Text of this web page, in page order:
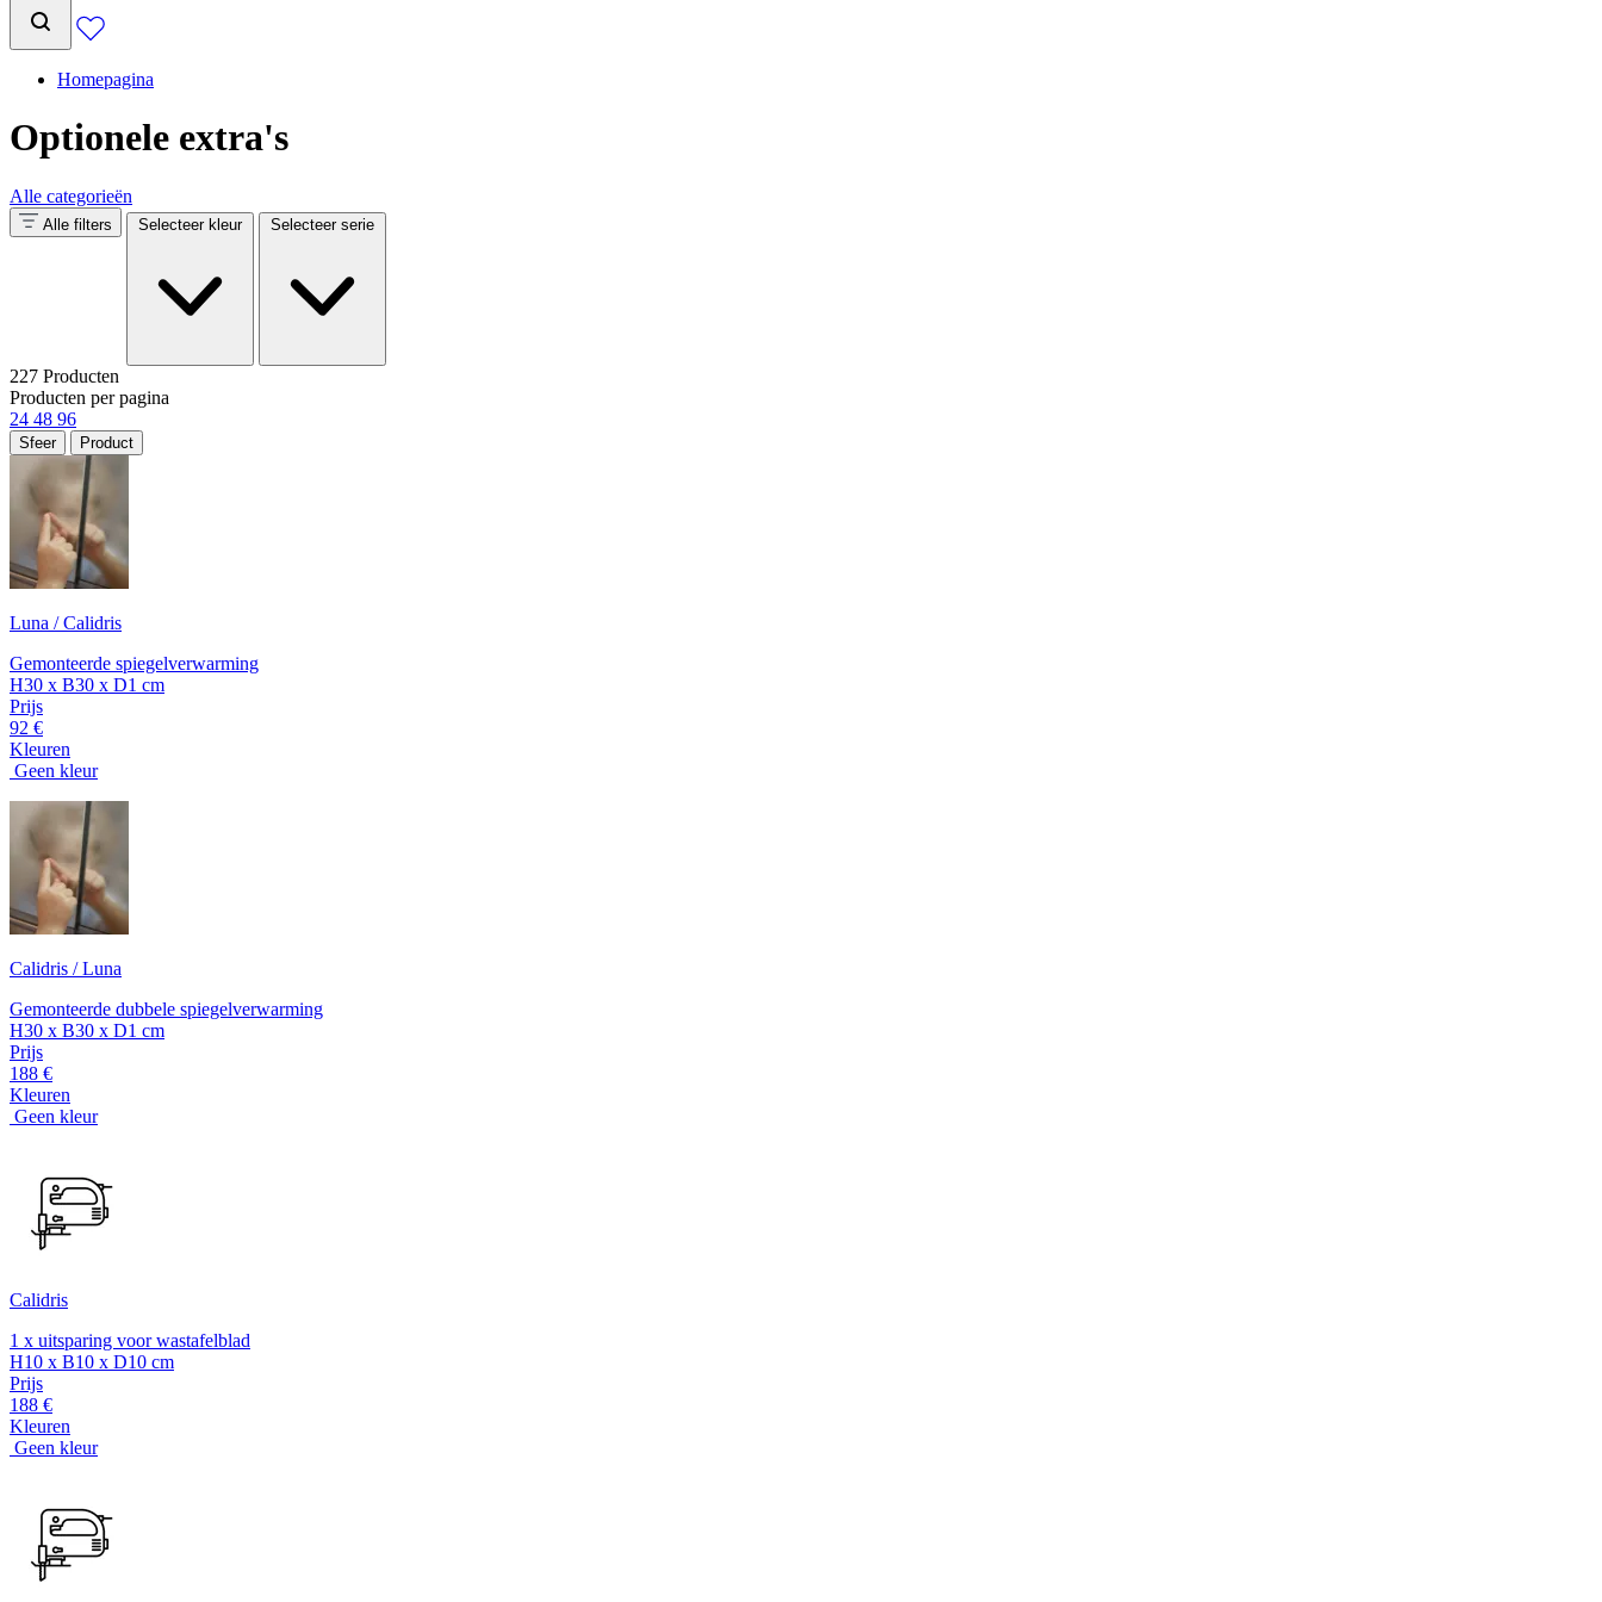
Homepagina
Optionele extra's
Alle categorieën
Alle filters Selecteer kleur Selecteer serie
227 Producten
Producten per pagina
24 48 96
Sfeer Product
Luna / Calidris
Gemonteerde spiegelverwarming
H30 x B30 x D1 cm
Prijs
92 €
Kleuren
Geen kleur
Calidris / Luna
Gemonteerde dubbele spiegelverwarming
H30 x B30 x D1 cm
Prijs
188 €
Kleuren
Geen kleur
Calidris
1 x uitsparing voor wastafelblad
H10 x B10 x D10 cm
Prijs
188 €
Kleuren
Geen kleur